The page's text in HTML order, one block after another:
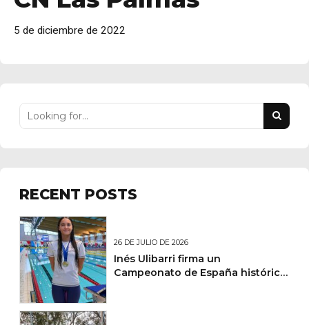
5 de diciembre de 2022
RECENT POSTS
26 DE JULIO DE 2026
Inés Ulibarri firma un
Campeonato de España histórico